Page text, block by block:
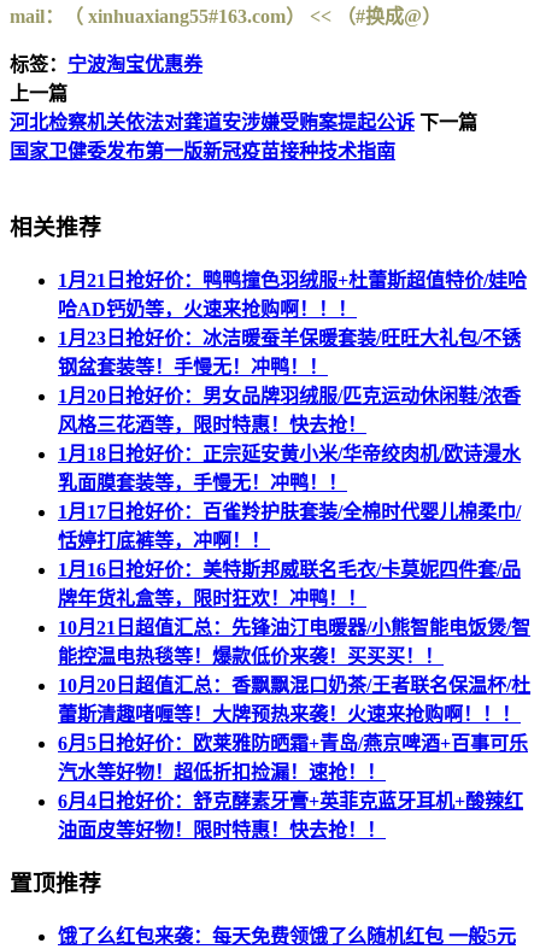
mail：（ xinhuaxiang55#163.com） << （#换成@）
标签： 宁波淘宝优惠券
上一篇
河北检察机关依法对龚道安涉嫌受贿案提起公诉 下一篇
国家卫健委发布第一版新冠疫苗接种技术指南
相关推荐
1月21日抢好价：鸭鸭撞色羽绒服+杜蕾斯超值特价/娃哈
哈AD钙奶等，火速来抢购啊！！！
1月23日抢好价：冰洁暖蚕羊保暖套装/旺旺大礼包/不锈
钢盆套装等！手慢无！冲鸭！！
1月20日抢好价：男女品牌羽绒服/匹克运动休闲鞋/浓香
风格三花酒等，限时特惠！快去抢！
1月18日抢好价：正宗延安黄小米/华帝绞肉机/欧诗漫水
乳面膜套装等，手慢无！冲鸭！！
1月17日抢好价：百雀羚护肤套装/全棉时代婴儿棉柔巾/
恬婷打底裤等，冲啊！！
1月16日抢好价：美特斯邦威联名毛衣/卡莫妮四件套/品
牌年货礼盒等，限时狂欢！冲鸭！！
10月21日超值汇总：先锋油汀电暖器/小熊智能电饭煲/智
能控温电热毯等！爆款低价来袭！买买买！！
10月20日超值汇总：香飘飘混口奶茶/王者联名保温杯/杜
蕾斯清趣啫喱等！大牌预热来袭！火速来抢购啊！！！
6月5日抢好价：欧莱雅防晒霜+青岛/燕京啤酒+百事可乐
汽水等好物！超低折扣捡漏！速抢！！
6月4日抢好价：舒克酵素牙膏+英菲克蓝牙耳机+酸辣红
油面皮等好物！限时特惠！快去抢！！
置顶推荐
饿了么红包来袭：每天免费领饿了么随机红包 一般5元